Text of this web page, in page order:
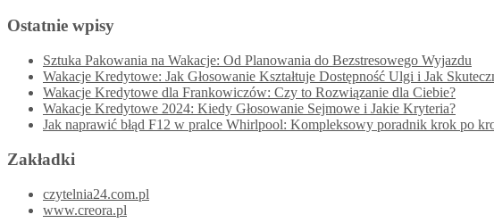
Ostatnie wpisy
Sztuka Pakowania na Wakacje: Od Planowania do Bezstresowego Wyjazdu
Wakacje Kredytowe: Jak Głosowanie Kształtuje Dostępność Ulgi i Jak
Wakacje Kredytowe dla Frankowiczów: Czy to Rozwiązanie dla Ciebie?
Wakacje Kredytowe 2024: Kiedy Głosowanie Sejmowe i Jakie Kryteria?
Jak naprawić błąd F12 w pralce Whirlpool: Kompleksowy poradnik krok po
Zakładki
czytelnia24.com.pl
www.creora.pl